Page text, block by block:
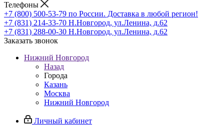
Телефоны
+7 (800) 500-53-79 по России. Доставка в любой регион!
+7 (831) 214-33-70 Н.Новгород, ул.Ленина, д.62
+7 (831) 288-00-30 Н.Новгород, ул.Ленина, д.62
Заказать звонок
Нижний Новгород
Назад
Города
Казань
Москва
Нижний Новгород
Личный кабинет